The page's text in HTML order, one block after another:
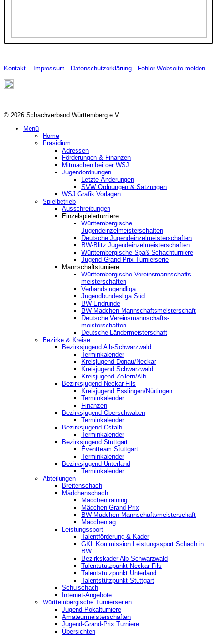
Kontakt Impressum Datenschutzerklärung Fehler Webseite melden
© 2026 Schachverband Württemberg e.V.
Menü
Home
Präsidium
Adressen
Förderungen & Finanzen
Mitmachen bei der WSJ
Jugendordnungen
Letzte Änderungen
SVW Ordnungen & Satzungen
WSJ Grafik Vorlagen
Spielbetrieb
Ausschreibungen
Einzelspielerturniere
Württembergische
Jugendeinzelmeisterschaften
Deutsche Jugendeinzelmeisterschaften
BW-Blitz Jugendeinzelmeisterschaften
Württembergische Spaß-Schachturniere
Jugend-Grand-Prix Turnierserie
Mannschaftsturniere
Württembergische Vereinsmannschafts-
meisterschaften
Verbandsjugendliga
Jugendbundesliga Süd
BW-Endrunde
BW Mädchen-Mannschaftsmeisterschaft
Deutsche Vereinsmannschafts-
meisterschaften
Deutsche Ländermeisterschaft
Bezirke & Kreise
Bezirksjugend Alb-Schwarzwald
Terminkalender
Kreisjugend Donau/Neckar
Kreisjugend Schwarzwald
Kreisjugend Zollern/Alb
Bezirksjugend Neckar-Fils
Kreisjugend ‎Esslingen/Nürtingen
Terminkalender
Finanzen
Bezirksjugend Oberschwaben
Terminkalender
Bezirksjugend Ostalb
Terminkalender
Bezirksjugend Stuttgart
‎Eventteam Stuttgart
Terminkalender
Bezirksjugend Unterland
Terminkalender
Abteilungen
Breitenschach
Mädchenschach
Mädchentraining
Mädchen Grand Prix
BW Mädchen-Mannschaftsmeisterschaft
Mädchentag
Leistungssport
Talentförderung & Kader
GKL Kommission Leistungssport Schach in
BW
Bezirkskader Alb-Schwarzwald
Talentstützpunkt Neckar-Fils
Talentstützpunkt Unterland
Talentstützpunkt Stuttgart
Schulschach
Internet-Angebote
Württembergische Turnierserien
Jugend-Pokalturniere
Amateurmeisterschaften
Jugend-Grand-Prix Turniere
Übersichten